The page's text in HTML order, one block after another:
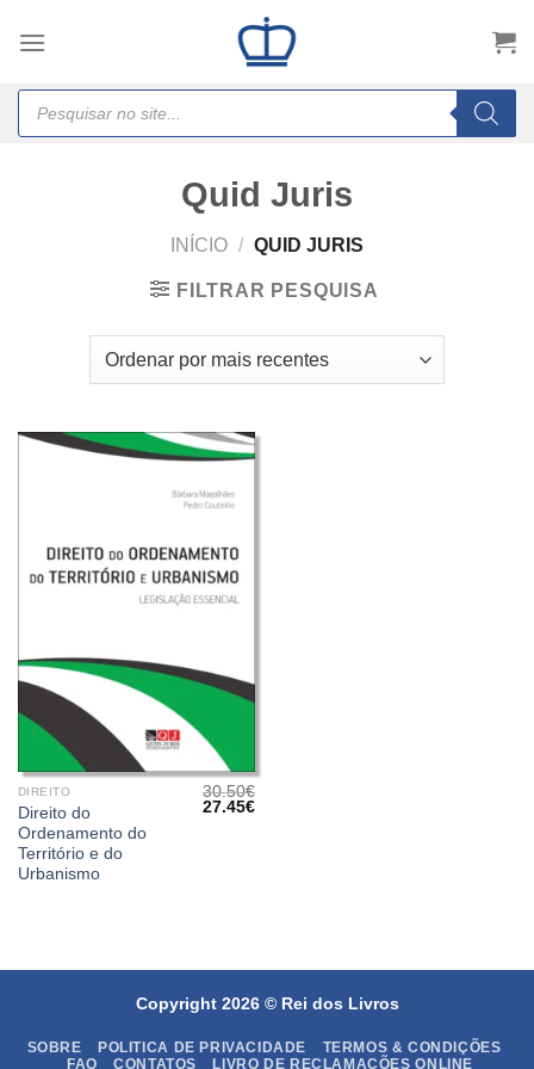
Products
search
Quid Juris
INÍCIO / QUID JURIS
FILTRAR PESQUISA
DIREITO
Direito do
Ordenamento do
Território e do
Urbanismo
30.50€
O
27.45€O
Copyright 2026 © Rei dos Livros
SOBRE POLITICA DE PRIVACIDADE
TERMOS & CONDIÇÕES
FAQ
CONTATOS LIVRO DE RECLAMAÇÕES ONLINE